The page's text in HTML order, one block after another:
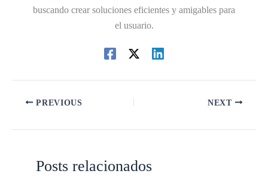
buscando crear soluciones eficientes y amigables para
el usuario.
PREVIOUS NEXT
Posts relacionados